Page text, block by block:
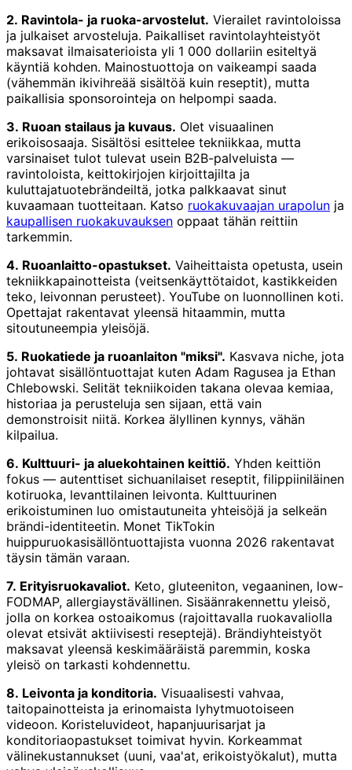
2. Ravintola- ja ruoka-arvostelut. Vierailet ravintoloissa
ja julkaiset arvosteluja. Paikalliset ravintolayhteistyöt
maksavat ilmaisaterioista yli 1 000 dollariin esiteltyä
käyntiä kohden. Mainostuottoja on vaikeampi saada
(vähemmän ikivihreää sisältöä kuin reseptit), mutta
paikallisia sponsorointeja on helpompi saada.
3. Ruoan stailaus ja kuvaus. Olet visuaalinen
erikoisosaaja. Sisältösi esittelee tekniikkaa, mutta
varsinaiset tulot tulevat usein B2B-palveluista —
ravintoloista, keittokirjojen kirjoittajilta ja
kuluttajatuotebrändeiltä, jotka palkkaavat sinut
kuvaamaan tuotteitaan. Katso ruokakuvaajan urapolun ja
kaupallisen ruokakuvauksen oppaat tähän reittiin
tarkemmin.
4. Ruoanlaitto-opastukset. Vaiheittaista opetusta, usein
tekniikkapainotteista (veitsenkäyttötaidot, kastikkeiden
teko, leivonnan perusteet). YouTube on luonnollinen koti.
Opettajat rakentavat yleensä hitaammin, mutta
sitoutuneempia yleisöjä.
5. Ruokatiede ja ruoanlaiton "miksi". Kasvava niche, jota
johtavat sisällöntuottajat kuten Adam Ragusea ja Ethan
Chlebowski. Selität tekniikoiden takana olevaa kemiaa,
historiaa ja perusteluja sen sijaan, että vain
demonstroisit niitä. Korkea älyllinen kynnys, vähän
kilpailua.
6. Kulttuuri- ja aluekohtainen keittiö. Yhden keittiön
fokus — autenttiset sichuanilaiset reseptit, filippiiniläinen
kotiruoka, levanttilainen leivonta. Kulttuurinen
erikoistuminen luo omistautuneita yhteisöjä ja selkeän
brändi-identiteetin. Monet TikTokin
huippuruokasisällöntuottajista vuonna 2026 rakentavat
täysin tämän varaan.
7. Erityisruokavaliot. Keto, gluteeniton, vegaaninen, low-
FODMAP, allergiaystävällinen. Sisäänrakennettu yleisö,
jolla on korkea ostoaikomus (rajoittavalla ruokavaliolla
olevat etsivät aktiivisesti reseptejä). Brändiyhteistyöt
maksavat yleensä keskimääräistä paremmin, koska
yleisö on tarkasti kohdennettu.
8. Leivonta ja konditoria. Visuaalisesti vahvaa,
taitopainotteista ja erinomaista lyhytmuotoiseen
videoon. Koristeluvideot, hapanjuurisarjat ja
konditoriaopastukset toimivat hyvin. Korkeammat
välinekustannukset (uuni, vaa'at, erikoistyökalut), mutta